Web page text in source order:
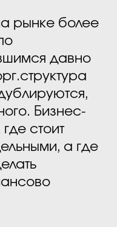
рынке более
давно
Бизнес-
стоит
а где